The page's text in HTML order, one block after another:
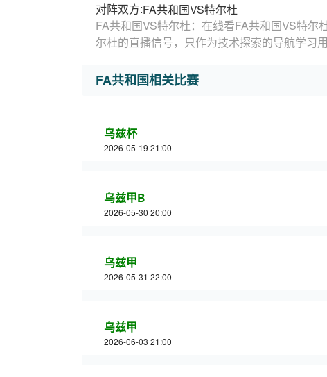
对阵双方:FA共和国VS特尔杜
FA共和国VS特尔杜：在线看FA共和国VS特
尔杜的直播信号，只作为技术探索的导航学习用
FA共和国相关比赛
乌兹杯
2026-05-19 21:00
乌兹甲B
2026-05-30 20:00
乌兹甲
2026-05-31 22:00
乌兹甲
2026-06-03 21:00